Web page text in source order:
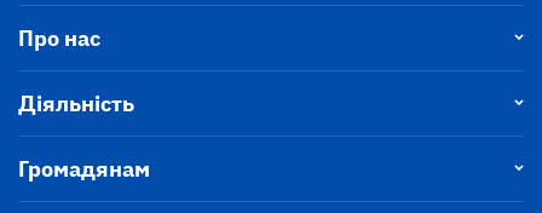
Про нас
Діяльність
Громадянам